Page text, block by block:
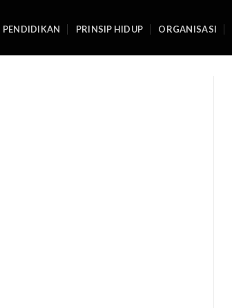
PENDIDIKAN PRINSIP HIDUP ORGANISASI